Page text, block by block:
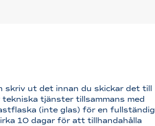
skriv ut det innan du skickar det till
tjänster tillsammans med
(inte glas) för en fullständig
10 dagar för att tillhandahålla